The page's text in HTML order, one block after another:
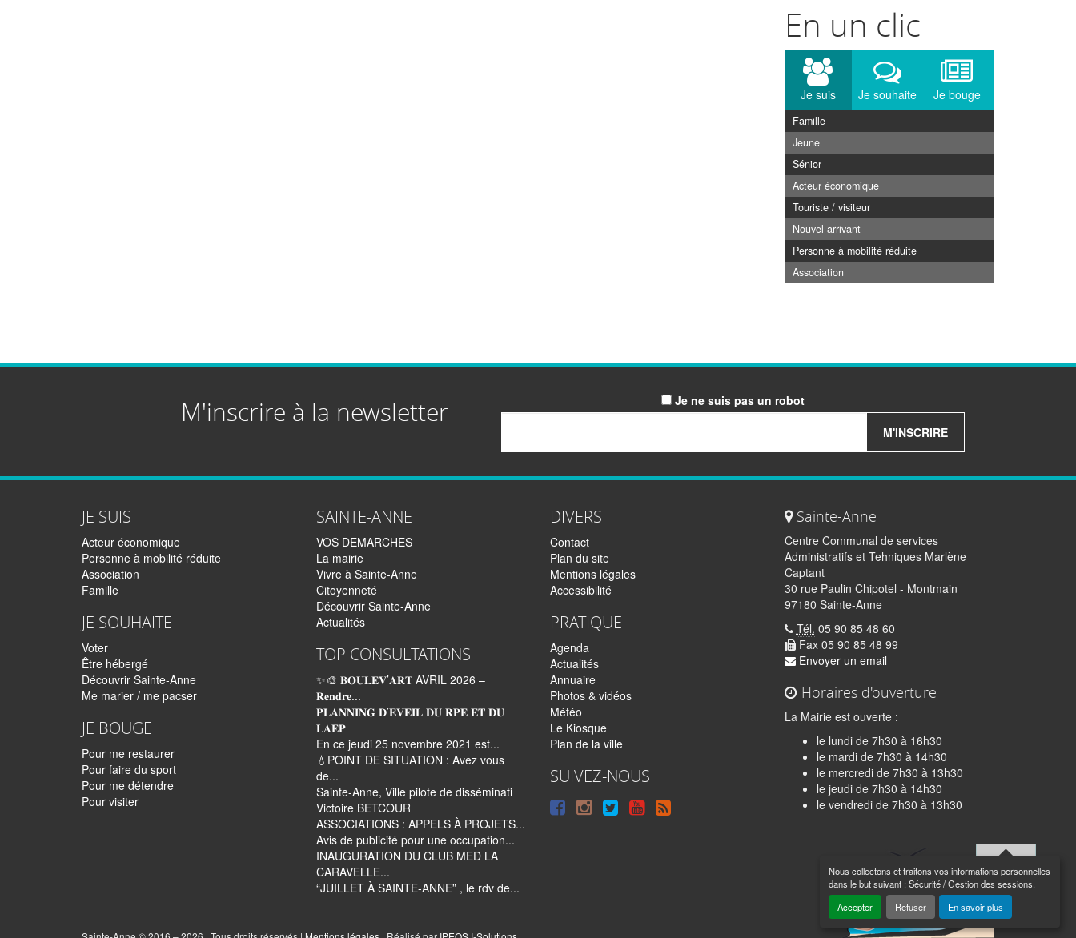
Nous collectons et traitons vos informations personnelles
dans le but suivant :Sécurité / Gestion des sessions.
Accepter
Refuser En savoir plus
En un clic
Je suis Je souhaite Je bouge
Famille
Jeune
Sénior
Acteur économique
Touriste / visiteur
Nouvel arrivant
Personne à mobilité réduite
Association
Haut de
page
M'inscrire à la newsletter
Je ne suis pas un robot
M'INSCRIRE
JE SUIS
Acteur économique
Personne à mobilité réduite
Association
Famille
JE SOUHAITE
Voter
Être hébergé
Découvrir Sainte-Anne
Me marier / me pacser
JE BOUGE
Pour me restaurer
Pour faire du sport
Pour me détendre
Pour visiter
SAINTE-ANNE
VOS DEMARCHES
La mairie
Vivre à Sainte-Anne
Citoyenneté
Découvrir Sainte-Anne
Actualités
TOP CONSULTATIONS
✨🎨 𝐁𝐎𝐔𝐋𝐄𝐕’𝐀𝐑𝐓 AVRIL 2026 –
𝐑𝐞𝐧𝐝𝐫𝐞...
𝐏𝐋𝐀𝐍𝐍𝐈𝐍𝐆 𝐃’𝐄𝐕𝐄𝐈𝐋 𝐃𝐔 𝐑𝐏𝐄 𝐄𝐓 𝐃𝐔
𝐋𝐀𝐄𝐏
En ce jeudi 25 novembre 2021 est...
💧POINT DE SITUATION : Avez vous
de...
Sainte-Anne, Ville pilote de disséminati
Victoire BETCOUR
ASSOCIATIONS : APPELS À PROJETS...
Avis de publicité pour une occupation...
INAUGURATION DU CLUB MED LA
CARAVELLE...
“JUILLET À SAINTE-ANNE” , le rdv de...
DIVERS
Contact
Plan du site
Mentions légales
Accessibilité
PRATIQUE
Agenda
Actualités
Annuaire
Photos & vidéos
Météo
Le Kiosque
Plan de la ville
SUIVEZ-NOUS
SuivreSuivreSuivreSyndiquer
Sainte-Anne
Centre Communal de services
Administratifs et Tehniques Marlène
Captant
30 rue Paulin Chipotel - Montmain
97180 Sainte-Anne
Tél. 05 90 85 48 60
Fax 05 90 85 48 99
Envoyer un email
Horaires d'ouverture
La Mairie est ouverte :
le lundi de 7h30 à 16h30
le mardi de 7h30 à 14h30
le mercredi de 7h30 à 13h30
le jeudi de 7h30 à 14h30
le vendredi de 7h30 à 13h30